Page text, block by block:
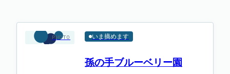
PHOTO いま摘めます
孫の手ブルーベリー園